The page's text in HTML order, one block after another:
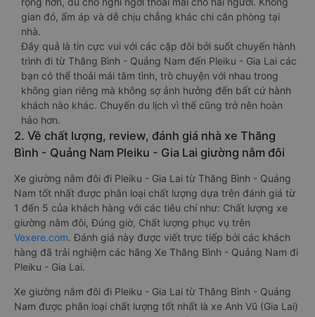
gian đó, ấm áp và dễ chịu chẳng khác chi căn phòng tại
nhà.
Đây quả là tin cực vui với các cặp đôi bởi suốt chuyến hành
trình đi từ Thăng Bình - Quảng Nam đến Pleiku - Gia Lai các
bạn có thể thoải mái tâm tình, trò chuyện với nhau trong
không gian riêng mà không sợ ảnh hưởng đến bất cứ hành
khách nào khác. Chuyến du lịch vì thế cũng trở nên hoàn
hảo hơn.
2. Về chất lượng, review, đánh giá nhà xe Thăng
Bình - Quảng Nam Pleiku - Gia Lai giường nằm đôi
Xe giường nằm đôi đi Pleiku - Gia Lai từ Thăng Bình - Quảng
Nam tốt nhất được phân loại chất lượng dựa trên đánh giá từ
1 đến 5 của khách hàng với các tiêu chí như: Chất lượng xe
giường nằm đôi, Đúng giờ, Chất lượng phục vụ trên
Vexere.com. Đánh giá này được viết trực tiếp bởi các khách
hàng đã trải nghiệm các hãng Xe Thăng Bình - Quảng Nam đi
Pleiku - Gia Lai.
Xe giường nằm đôi đi Pleiku - Gia Lai từ Thăng Bình - Quảng
Nam được phân loại chất lượng tốt nhất là xe Anh Vũ (Gia Lai)